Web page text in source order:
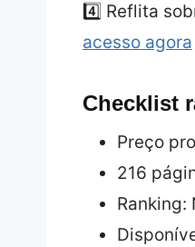
4️⃣ Reflita
acesso agora
Checklist
Preço
216
Ranking: